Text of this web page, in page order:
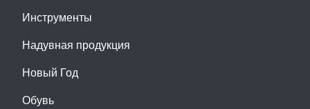
Инструменты
Надувная продукция
Новый Год
Обувь